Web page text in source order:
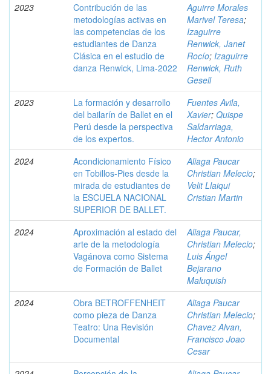
2023
Contribución de las
metodologías activas en
las competencias de los
estudiantes de Danza
Clásica en el estudio de
danza Renwick, Lima-2022
Aguirre Morales
Marivel Teresa;
Izaguirre
Renwick, Janet
Rocío; Izaguirre
Renwick, Ruth
Gesell
2023
La formación y desarrollo
del bailarín de Ballet en el
Perú desde la perspectiva
de los expertos.
Fuentes Avila,
Xavier; Quispe
Saldarriaga,
Hector Antonio
2024
Acondicionamiento Físico
en Tobillos-Pies desde la
mirada de estudiantes de
la ESCUELA NACIONAL
SUPERIOR DE BALLET.
Aliaga Paucar
Christian Melecio;
Velit Llaiqui
Cristian Martin
2024
Aproximación al estado del
arte de la metodología
Vagánova como Sistema
de Formación de Ballet
Aliaga Paucar,
Christian Melecio;
Luis Ángel
Bejarano
Maluquish
2024
Obra BETROFFENHEIT
como pieza de Danza
Teatro: Una Revisión
Documental
Aliaga Paucar
Christian Melecio;
Chavez Alvan,
Francisco Joao
Cesar